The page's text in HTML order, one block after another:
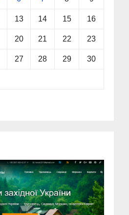
13 14 15 16
20 21 22 23
27 28 29 30